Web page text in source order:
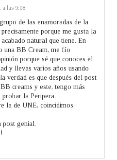
a las 9:08
de las enamoradas de la
porque me gusta la
natural que tiene. En
una BB Cream, me fío
porque sé que conoces el
y llevas varios años usando
verdad es que después del post
creams y este, tengo más
probar la Peripera.
la de UNE, coincidimos
post genial.